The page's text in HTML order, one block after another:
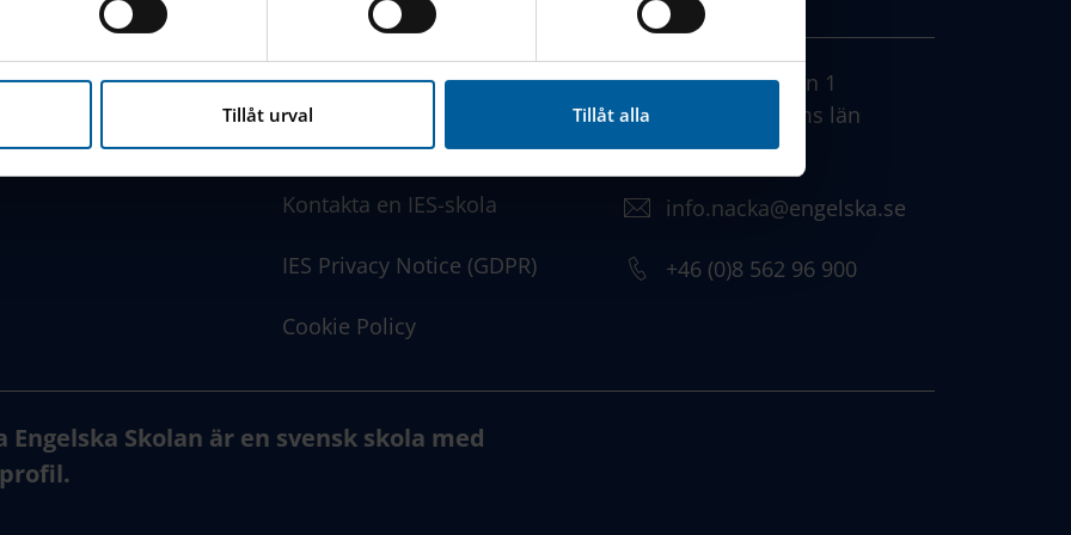
webbplats hanterar dina personuppgifterhär.
Tillåt urval Tillåt alla
LÄNKAR
www.engelska.se
SchoolSoft Login
Kontakta en IES-skola
IES Privacy Notice (GDPR)
Cookie Policy
KONTAKT
Augustendalsvägen 1
131 52 , Stockholms län
Sweden
info.nacka@engelska.se
​+46 (0)8 562 96 900
Skolan är en svensk skola med